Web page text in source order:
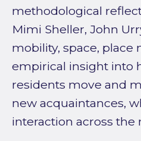
methodological
Mimi Sheller, John
mobility, space, place
empirical insight into
residents move and
new acquaintances,
interaction across the